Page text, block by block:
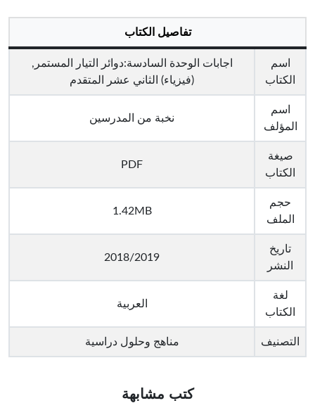
تفاصيل الكتاب
اسم
الكتاب
اجابات الوحدة السادسة:دوائر التيار المستمر,
(فيزياء) الثاني عشر المتقدم
اسم
المؤلف
نخبة من المدرسين
صيغة
الكتاب
PDF
حجم
الملف
1.42MB
تاريخ
النشر
2018/2019
لغة
الكتاب
العربية
التصنيف مناهج وحلول دراسية
كتب مشابهة